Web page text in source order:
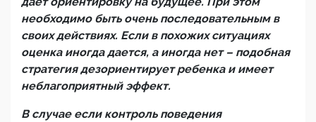
необходимо быть очень последовательным в
своих действиях. Если в похожих ситуациях
оценка иногда дается, а иногда нет – подобная
стратегия дезориентирует ребенка и имеет
неблагоприятный эффект.
В случае если контроль поведения